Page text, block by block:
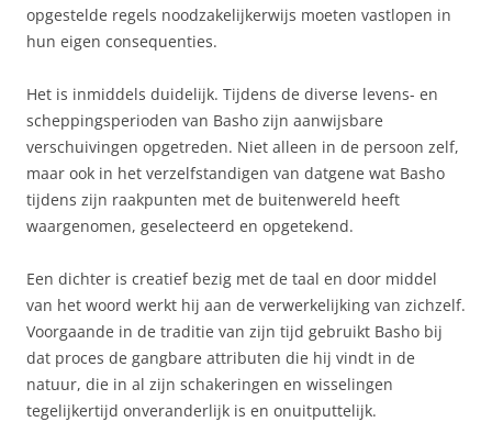
opgestelde regels noodzakelijkerwijs moeten vastlopen in
hun eigen consequenties.
Het is inmiddels duidelijk. Tijdens de diverse levens- en
scheppingsperioden van Basho zijn aanwijsbare
verschuivingen opgetreden. Niet alleen in de persoon zelf,
maar ook in het verzelfstandigen van datgene wat Basho
tijdens zijn raakpunten met de buitenwereld heeft
waargenomen, geselecteerd en opgetekend.
Een dichter is creatief bezig met de taal en door middel
van het woord werkt hij aan de verwerkelijking van zichzelf.
Voorgaande in de traditie van zijn tijd gebruikt Basho bij
dat proces de gangbare attributen die hij vindt in de
natuur, die in al zijn schakeringen en wisselingen
tegelijkertijd onveranderlijk is en onuitputtelijk.